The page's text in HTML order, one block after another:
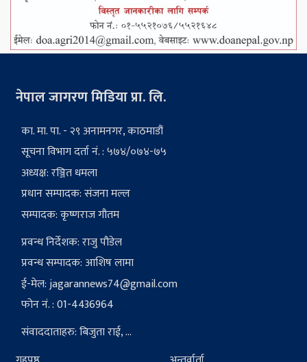
नेपाल जागरण मिडिया प्रा. लि.
का. मा. पा. - २९ अनामनगर, काठमाडौं
सूचना विभाग दर्ता नं. : ५७४/०७४-७५
अध्यक्ष: रञ्जित धमला
प्रधान सम्पादक: संजना मल्ल
सम्पादक: कृष्णराज गौतम
प्रवन्ध निर्देशक: राजु पौडेल
प्रवन्ध सम्पादक: आशिष लामा
ई-मेल:jagarannews74@gmail.com
फोन नं. : 01-4436964
संवाददाताहरु: बिजुता राई, ...